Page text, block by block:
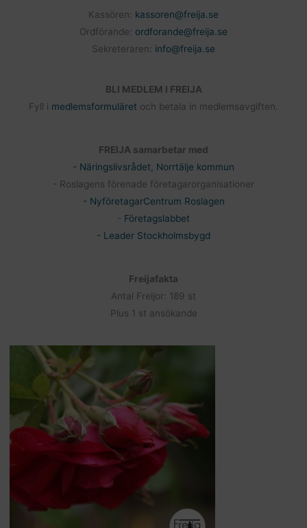
Kassören: kassoren@freija.se
Ordförande: ordforande@freija.se
Sekreteraren: info@freija.se
BLI MEDLEM I FREIJA
Fyll i medlemsformuläret och betala in medlemsavgiften.
FREIJA samarbetar med
- Näringslivsrådet, Norrtälje kommun
- Roslagens förenade företagarorganisationer
- NyföretagarCentrum Roslagen
Företagslabbet
- Leader Stockholmsbygd
Freijafakta
Antal Freijor: 189 st
Plus 1 st ansökande